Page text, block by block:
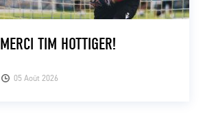
05 Août 2026
MERCI TIM HOTTIGER!